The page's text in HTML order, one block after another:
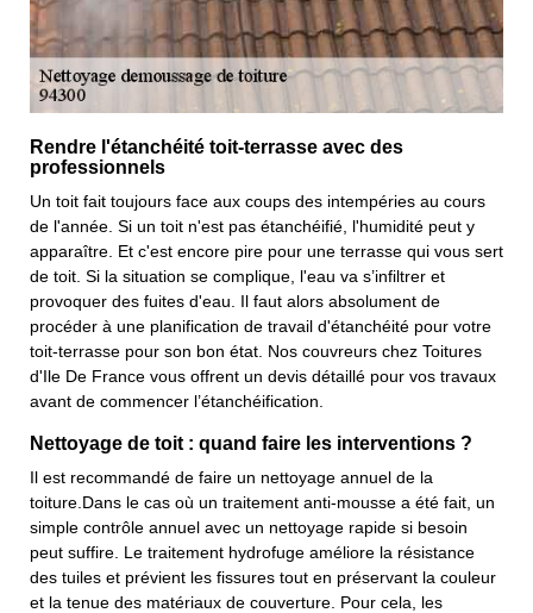
Rendre l'étanchéité toit-terrasse avec des
professionnels
Un toit fait toujours face aux coups des intempéries au cours
de l'année. Si un toit n'est pas étanchéifié, l'humidité peut y
apparaître. Et c'est encore pire pour une terrasse qui vous sert
de toit. Si la situation se complique, l'eau va s’infiltrer et
provoquer des fuites d'eau. Il faut alors absolument de
procéder à une planification de travail d'étanchéité pour votre
toit-terrasse pour son bon état. Nos couvreurs chez Toitures
d'Ile De France vous offrent un devis détaillé pour vos travaux
avant de commencer l’étanchéification.
Nettoyage de toit : quand faire les interventions ?
Il est recommandé de faire un nettoyage annuel de la
toiture.Dans le cas où un traitement anti-mousse a été fait, un
simple contrôle annuel avec un nettoyage rapide si besoin
peut suffire. Le traitement hydrofuge améliore la résistance
des tuiles et prévient les fissures tout en préservant la couleur
et la tenue des matériaux de couverture. Pour cela, les